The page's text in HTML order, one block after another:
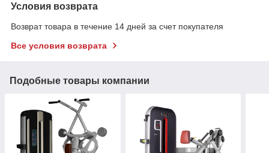
Условия возврата
Возврат товара в течение 14 дней за счет покупателя
Все условия возврата
Подобные товары компании